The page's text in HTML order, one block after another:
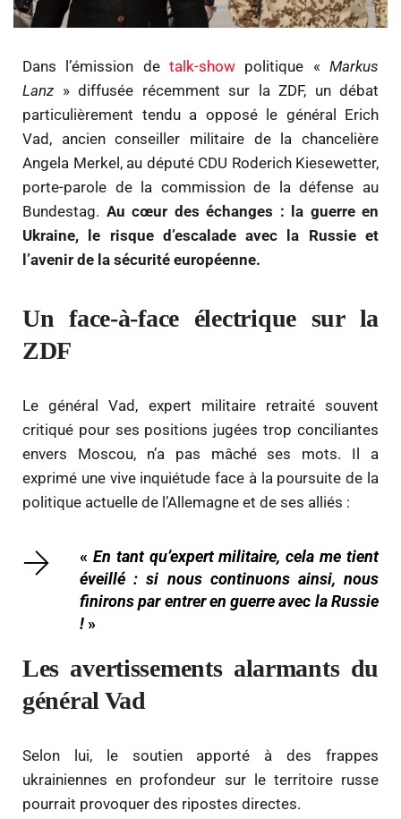
Dans l’émission de talk-show politique « Markus
Lanz » diffusée récemment sur la ZDF, un débat
particulièrement tendu a opposé le général Erich
Vad, ancien conseiller militaire de la chancelière
Angela Merkel, au député CDU Roderich Kiesewetter,
porte-parole de la commission de la défense au
Bundestag. Au cœur des échanges : la guerre en
Ukraine, le risque d’escalade avec la Russie et
l’avenir de la sécurité européenne.
Un face-à-face électrique sur la
ZDF
Le général Vad, expert militaire retraité souvent
critiqué pour ses positions jugées trop conciliantes
envers Moscou, n’a pas mâché ses mots. Il a
exprimé une vive inquiétude face à la poursuite de la
politique actuelle de l’Allemagne et de ses alliés :
« En tant qu’expert militaire, cela me tient
éveillé : si nous continuons ainsi, nous
finirons par entrer en guerre avec la Russie
! »
Les avertissements alarmants du
général Vad
Selon lui, le soutien apporté à des frappes
ukrainiennes en profondeur sur le territoire russe
pourrait provoquer des ripostes directes.